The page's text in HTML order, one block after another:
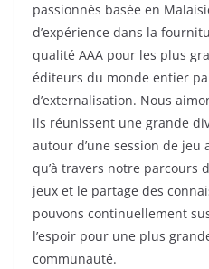
passionnés basée en
d’expérience dans la
qualité AAA pour les plus
éditeurs du monde entier
d’externalisation. Nous
ils réunissent une grande
autour d’une session de jeu
qu’à travers notre parcours
jeux et le partage des
pouvons continuellement
l’espoir pour une plus
communauté.